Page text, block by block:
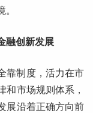
融创新发展
靠制度，活力在市
和市场规则体系，
展沿着正确方向前